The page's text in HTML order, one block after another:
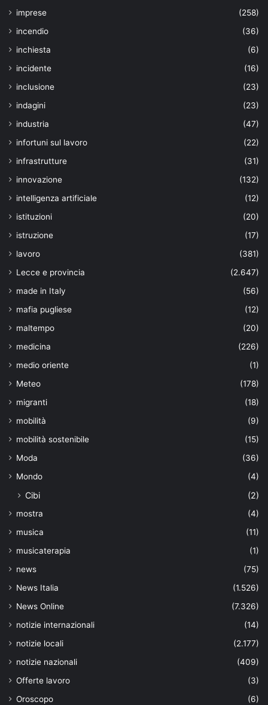
imprese
(258)
incendio
(36)
inchiesta
(6)
incidente
(16)
inclusione
(23)
indagini
(23)
industria
(47)
infortuni sul lavoro
(22)
infrastrutture
(31)
innovazione
(132)
intelligenza artificiale
(12)
istituzioni
(20)
istruzione
(17)
lavoro
(381)
Lecce e provincia
(2.647)
made in Italy
(56)
mafia pugliese
(12)
maltempo
(20)
medicina
(226)
medio oriente
(1)
Meteo
(178)
migranti
(18)
mobilità
(9)
mobilità sostenibile
(15)
Moda
(36)
Mondo
(4)
Cibi (2)
mostra
(4)
musica
(11)
musicaterapia
(1)
news
(75)
News Italia
(1.526)
News Online
(7.326)
notizie internazionali
(14)
notizie locali
(2.177)
notizie nazionali
(409)
Offerte lavoro
(3)
Oroscopo
(6)